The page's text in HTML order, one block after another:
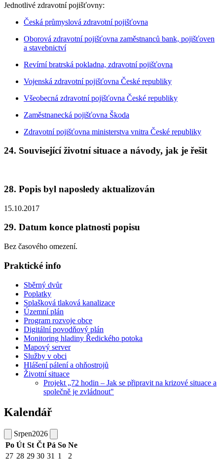
Jednotlivé zdravotní pojišťovny:
Česká průmyslová zdravotní pojišťovna
Oborová zdravotní pojišťovna zaměstnanců bank, pojišťoven
a stavebnictví
Revírní bratrská pokladna, zdravotní pojišťovna
Vojenská zdravotní pojišťovna České republiky
Všeobecná zdravotní pojišťovna České republiky
Zaměstnanecká pojišťovna Škoda
Zdravotní pojišťovna ministerstva vnitra České republiky
24. Související životní situace a návody, jak je řešit
28. Popis byl naposledy aktualizován
15.10.2017
29. Datum konce platnosti popisu
Bez časového omezení.
Praktické info
Sběrný dvůr
Poplatky
Splašková tlaková kanalizace
Územní plán
Program rozvoje obce
Digitální povodňový plán
Monitoring hladiny Ředického potoka
Mapový server
Služby v obci
Hlášení pálení a ohňostrojů
Životní situace
Projekt „72 hodin – Jak se připravit na krizové situace a
společně je zvládnout"
Kalendář
Srpen2026
Po Út St Čt Pá So Ne
27 28 29 30 31 1
2